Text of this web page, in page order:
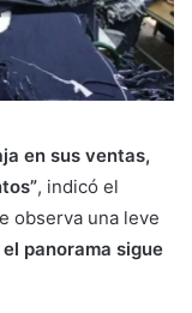
en sus ventas,
, indicó el
observa una leve
el panorama sigue